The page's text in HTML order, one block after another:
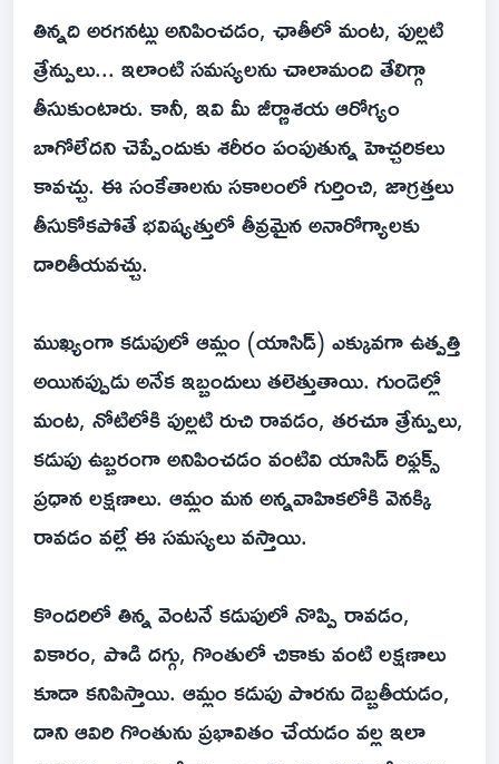
తిన్నది అరగనట్లు అనిపించడం, ఛాతీలో మంట, పుల్లటి
త్రేన్పులు... ఇలాంటి సమస్యలను చాలామంది తేలిగ్గా
తీసుకుంటారు. కానీ, ఇవి మీ జీర్ణాశయ ఆరోగ్యం
బాగోలేదని చెప్పేందుకు శరీరం పంపుతున్న హెచ్చరికలు
కావచ్చు. ఈ సంకేతాలను సకాలంలో గుర్తించి, జాగ్రత్తలు
తీసుకోకపోతే భవిష్యత్తులో తీవ్రమైన అనారోగ్యాలకు
దారితీయవచ్చు.
ముఖ్యంగా కడుపులో ఆమ్లం (యాసిడ్) ఎక్కువగా ఉత్పత్తి
అయినప్పుడు అనేక ఇబ్బందులు తలెత్తుతాయి. గుండెల్లో
మంట, నోటిలోకి పుల్లటి రుచి రావడం, తరచూ త్రేన్పులు,
కడుపు ఉబ్బరంగా అనిపించడం వంటివి యాసిడ్ రిఫ్లక్స్
ప్రధాన లక్షణాలు. ఆమ్లం మన అన్నవాహికలోకి వెనక్కి
రావడం వల్లే ఈ సమస్యలు వస్తాయి.
కొందరిలో తిన్న వెంటనే కడుపులో నొప్పి రావడం,
వికారం, పొడి దగ్గు, గొంతులో చికాకు వంటి లక్షణాలు
కూడా కనిపిస్తాయి. ఆమ్లం కడుపు పొరను దెబ్బతీయడం,
దాని ఆవిరి గొంతును ప్రభావితం చేయడం వల్ల ఇలా